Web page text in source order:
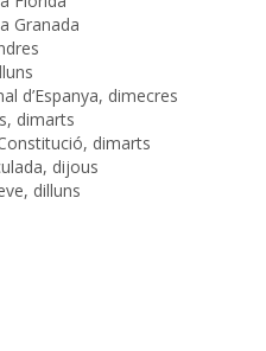
Granada
d’Espanya, dimecres
dimarts
dimarts
dijous
dilluns